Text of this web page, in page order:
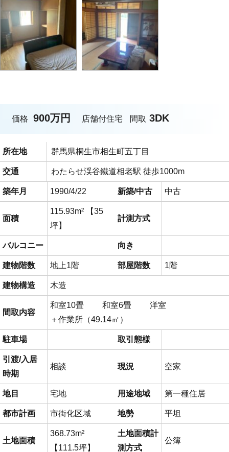
価格 900万円 店舗付住宅 間取 3DK
所在地 群馬県桐生市相生町五丁目
交通 わたらせ渓谷鐵道相老駅 徒歩1000m
築年月 1990/4/22 新築/中古 中古
面積
115.93m² 【35
坪】
計測方式
バルコニー 向き
建物階数 地上1階 部屋階数 1階
建物構造 木造
間取内容
和室10畳 和室6畳 洋室
＋作業所（49.14㎡）
駐車場 取引態様
引渡/入居
時期
相談 現況 空家
地目 宅地 用途地域 第一種住居
都市計画 市街化区域 地勢 平坦
土地面積
368.73m²
【111.5坪】
土地面積計
測方式
公簿